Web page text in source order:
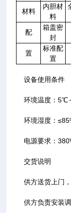
材料
内胆材
料
配
箱盖密
封
置
标准配
置
设备使用条件
环境温度：5℃
环境湿度：
电源要求：
交货说明
供方送货上门，
供方负责安装调